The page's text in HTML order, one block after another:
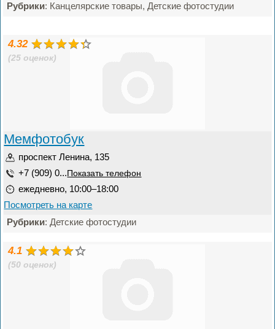
Рубрики: Канцелярские товары, Детские фотостудии
4.32
(25 оценок)
Мемфотобук
проспект Ленина, 135
+7 (909) 0... Показать телефон
ежедневно, 10:00–18:00
Посмотреть на карте
Рубрики: Детские фотостудии
4.1
(50 оценок)